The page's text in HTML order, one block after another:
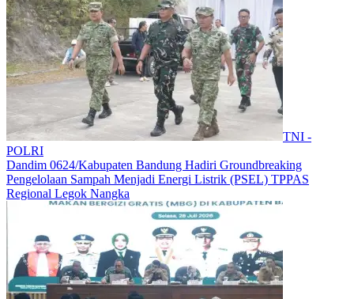
TNI -
POLRI
Dandim 0624/Kabupaten Bandung Hadiri Groundbreaking
Pengelolaan Sampah Menjadi Energi Listrik (PSEL) TPPAS
Regional Legok Nangka